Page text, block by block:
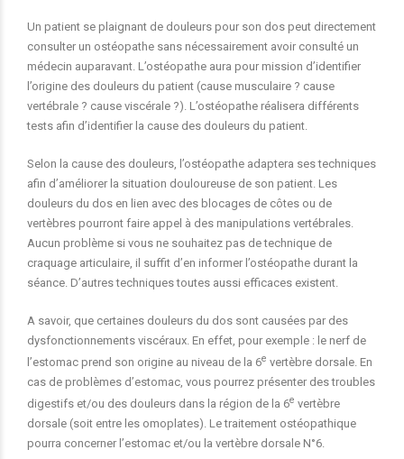
Un patient se plaignant de douleurs pour son dos peut directement
consulter un ostéopathe sans nécessairement avoir consulté un
médecin auparavant. L’ostéopathe aura pour mission d’identifier
l’origine des douleurs du patient (cause musculaire ? cause
vertébrale ? cause viscérale ?). L’ostéopathe réalisera différents
tests afin d’identifier la cause des douleurs du patient.
Selon la cause des douleurs, l’ostéopathe adaptera ses techniques
afin d’améliorer la situation douloureuse de son patient. Les
douleurs du dos en lien avec des blocages de côtes ou de
vertèbres pourront faire appel à des manipulations vertébrales.
Aucun problème si vous ne souhaitez pas de technique de
craquage articulaire, il suffit d’en informer l’ostéopathe durant la
séance. D’autres techniques toutes aussi efficaces existent.
A savoir, que certaines douleurs du dos sont causées par des
dysfonctionnements viscéraux. En effet, pour exemple : le nerf de
l’estomac prend son origine au niveau de la 6e vertèbre dorsale. En
cas de problèmes d’estomac, vous pourrez présenter des troubles
digestifs et/ou des douleurs dans la région de la 6e vertèbre
dorsale (soit entre les omoplates). Le traitement ostéopathique
pourra concerner l’estomac et/ou la vertèbre dorsale N°6.